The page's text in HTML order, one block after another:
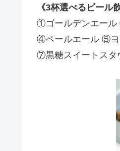
《3杯選べるビー
①ゴールデンエー
④ペールエール ⑤ヨ
⑦黒糖スイートスタ